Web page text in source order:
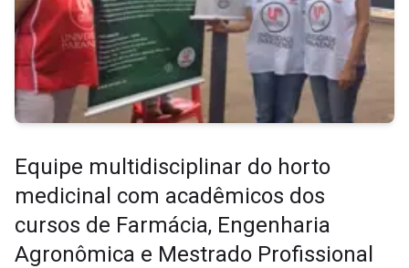
Equipe multidisciplinar do horto
medicinal com acadêmicos dos
cursos de Farmácia, Engenharia
Agronômica e Mestrado Profissional